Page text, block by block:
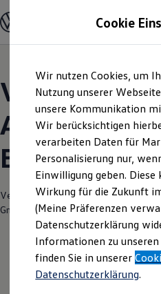
Hauptinhalt
springen
Footer
springen
Modelle und Konfigurator
Konfigurator
Modelle vergleichen
Elektroautos
ENERGY
Nutzfahrzeuge
SUV und CUV
Familienautos
Kombis
Kompaktwagen
Sportwagen
Schnell verfügbare
Angebote und Produkte
Aktuelle Angebote
E-Auto-Förderung
Volkswagen
Die ENERGY
Junge
Volkswagen
Elektromobilität
Volkswagen
Autohaus
Blaubeuren
Verantwortlich für die Inhalte auf
GmbH & Co. KG( Impressum &
Cookie
Wir nutzen Cookies, um
Nutzung unserer
unsere Kommunikation
Wir berücksichtigen
verarbeiten Daten für
Personalisierung nur,
Einwilligung geben.
Wirkung für die Zukunft
(Meine Präferenzen
Datenschutzerklärung
Informationen zu
finden Sie in unserer
Datenschutzerklärung.